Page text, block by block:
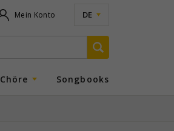
Mein Konto DE
Chöre Songbooks